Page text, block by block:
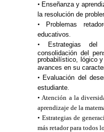
• Enseñanza y
la resolución de
•
Problemas
educativos.
•
Estrategias del
consolidación del
probabilístico, lógico
avances en su
• Evaluación del
estudiante.
• Atención a la
aprendizaje de la
• Estrategias de
más retador para todos